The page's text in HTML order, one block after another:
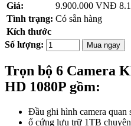
Giá:
9.900.000 VNĐ
Tình trạng: Có sẵn hàng
Kích thước
Số lượng:
Mua ngay
Trọn bộ 6 Camera
HD 1080P gồm:
Đầu ghi hình camera quan
ổ cứng lưu trữ 1TB